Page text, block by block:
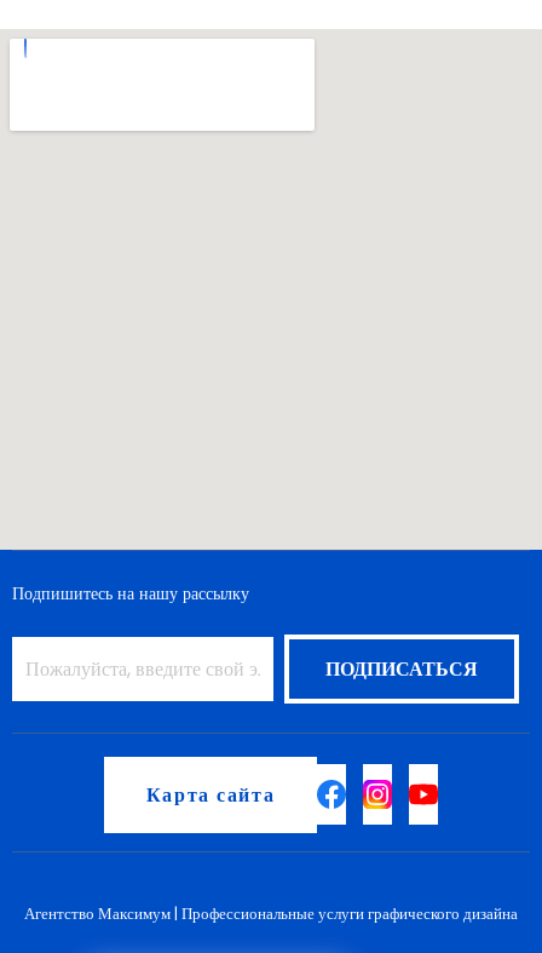
Подпишитесь на нашу рассылку
Карта сайта
Агентство Максимум | Профессиональные услуги графического дизайна